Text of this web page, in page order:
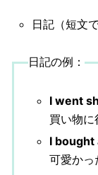
日記（短文
日記の例：
I went
買い物に
I bought
可愛かっ